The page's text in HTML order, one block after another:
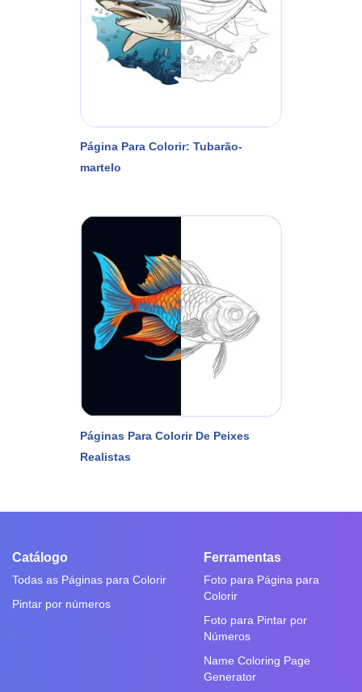
Página Para Colorir: Tubarão-
martelo
Páginas Para Colorir De Peixes
Realistas
Catálogo
Todas as Páginas para Colorir
Pintar por números
Ferramentas
Foto para Página para
Colorir
Foto para Pintar por
Números
Name Coloring Page
Generator